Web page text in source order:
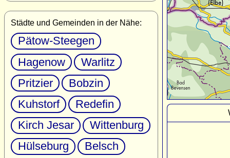
Städte und Gemeinden in der Nähe:
Pätow-Steegen
Hagenow
Warlitz
Pritzier
Bobzin
Kuhstorf
Redefin
Kirch Jesar
Wittenburg
Hülseburg
Belsch